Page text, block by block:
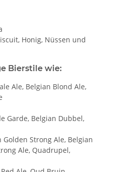
Honig, Nüssen und
Bierstile wie:
Ale, Belgian Blond Ale,
Garde, Belgian Dubbel,
Strong Ale, Belgian
Ale, Quadrupel,